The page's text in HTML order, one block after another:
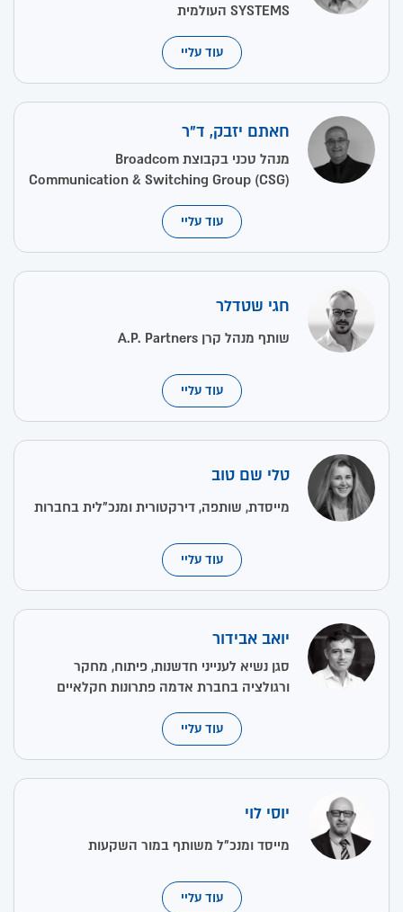
SYSTEMS העולמית
עוד עליי
חאתם יזבק, ד"ר
מנהל טכני בקבוצת Broadcom
Communication & Switching Group (CSG)
עוד עליי
חגי שטדלר
שותף מנהל קרן A.P. Partners
עוד עליי
טלי שם טוב
מייסדת, שותפה, דירקטורית ומנכ"לית בחברות
עוד עליי
יואב אבידור
סגן נשיא לענייני חדשנות, פיתוח, מחקר
ורגולציה בחברת אדמה פתרונות חקלאיים
עוד עליי
יוסי לוי
מייסד ומנכ"ל משותף במור השקעות
עוד עליי